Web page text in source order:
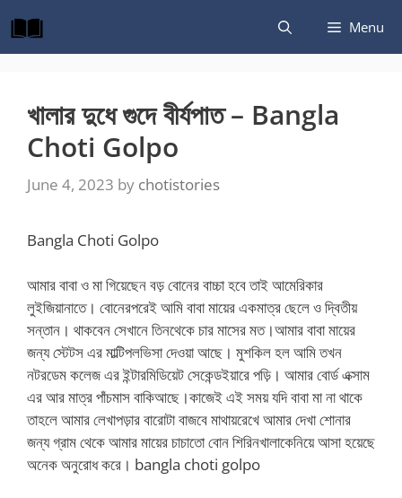
to
content
Menu
খালার দুধে গুদে বীর্যপাত – Bangla
Choti Golpo
June 4, 2023 by chotistories
Bangla Choti Golpo
আমার বাবা ও মা গিয়েছেন বড় বোনের বাচ্চা হবে তাই আমেরিকার
লুইজিয়ানাতে। বোনেরপরেই আমি বাবা মায়ের একমাত্র ছেলে ও দ্বিতীয়
সন্তান। থাকবেন সেখানে তিনথেকে চার মাসের মত।আমার বাবা মায়ের
জন্য স্টেটস এর মাল্টিপলভিসা দেওয়া আছে। মুশকিল হল আমি তখন
নটরডেম কলেজ এর ইন্টারমিডিয়েট সেকেন্ডইয়ারে পড়ি। আমার বোর্ড এক্সাম
এর আর মাত্র পাঁচমাস বাকিআছে।কাজেই এই সময় যদি বাবা মা না থাকে
তাহলে আমার লেখাপড়ার বারোটা বাজবে মাথায়রেখে আমার দেখা শোনার
জন্য গ্রাম থেকে আমার মায়ের চাচাতো বোন শিরিনখালাকেনিয়ে আসা হয়েছে
অনেক অনুরোধ করে। bangla choti golpo